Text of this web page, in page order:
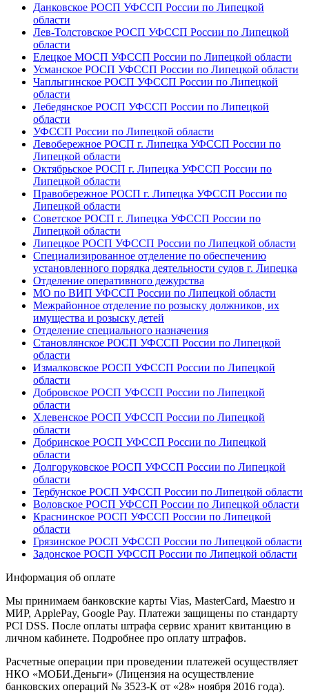
Данковское РОСП УФССП России по Липецкой
области
Лев-Толстовское РОСП УФССП России по Липецкой
области
Елецкое МОСП УФССП России по Липецкой области
Усманское РОСП УФССП России по Липецкой области
Чаплыгинское РОСП УФССП России по Липецкой
области
Лебедянское РОСП УФССП России по Липецкой
области
УФССП России по Липецкой области
Левобережное РОСП г. Липецка УФССП России по
Липецкой области
Октябрьское РОСП г. Липецка УФССП России по
Липецкой области
Правобережное РОСП г. Липецка УФССП России по
Липецкой области
Советское РОСП г. Липецка УФССП России по
Липецкой области
Липецкое РОСП УФССП России по Липецкой области
Специализированное отделение по обеспечению
установленного порядка деятельности судов г. Липецка
Отделение оперативного дежурства
МО по ВИП УФССП России по Липецкой области
Межрайонное отделение по розыску должников, их
имущества и розыску детей
Отделение специального назначения
Становлянское РОСП УФССП России по Липецкой
области
Измалковское РОСП УФССП России по Липецкой
области
Добровское РОСП УФССП России по Липецкой
области
Хлевенское РОСП УФССП России по Липецкой
области
Добринское РОСП УФССП России по Липецкой
области
Долгоруковское РОСП УФССП России по Липецкой
области
Тербунское РОСП УФССП России по Липецкой области
Воловское РОСП УФССП России по Липецкой области
Краснинское РОСП УФССП России по Липецкой
области
Грязинское РОСП УФССП России по Липецкой области
Задонское РОСП УФССП России по Липецкой области
Информация об оплате
Мы принимаем банковские карты Vias, MasterCard, Maestro и
МИР, ApplePay, Google Pay. Платежи защищены по стандарту
PCI DSS. После оплаты штрафа сервис хранит квитанцию в
личном кабинете. Подробнее про оплату штрафов.
Расчетные операции при проведении платежей осуществляет
НКО «МОБИ.Деньги» (Лицензия на осуществление
банковских операций № 3523-К от «28» ноября 2016 года).